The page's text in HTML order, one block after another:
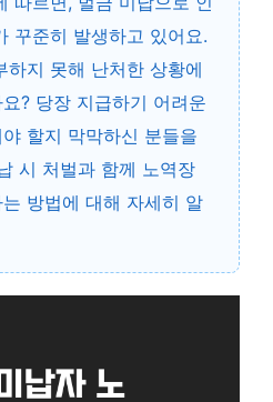
꾸준히 발생하고 있어요.
하지 못해 난처한 상황에
? 당장 지급하기 어려운
할지 막막하신 분들을
시 처벌과 함께 노역장
방법에 대해 자세히 알